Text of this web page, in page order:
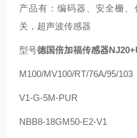
产品有：编码器、安全栅
关，超声波传感器
型号德国倍加福传感器
M100/MV100/RT/76A/95/103
V1-G-5M-PUR
NBB8-18GM50-E2-V1